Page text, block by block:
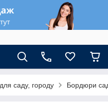
саду, городу Бордюри